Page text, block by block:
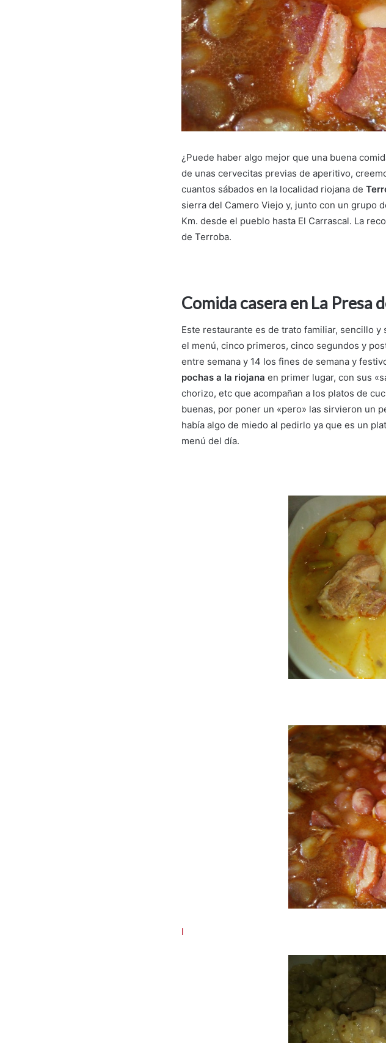
¿Puede haber algo mejor que una buena
de unas cervecitas previas de aperitivo,
cuantos sábados en la localidad riojana de
sierra del Camero Viejo y, junto con un grupo
Km. desde el pueblo hasta El Carrascal. La
de Terroba.
Comida casera en La Presa
Este restaurante es de trato familiar, sencillo
el menú, cinco primeros, cinco segundos y
entre semana y 14 los fines de semana y
pochas a la riojana en primer lugar, con sus
chorizo, etc que acompañan a los platos de
buenas, por poner un «pero» las sirvieron un
había algo de miedo al pedirlo ya que es un
menú del día.
l